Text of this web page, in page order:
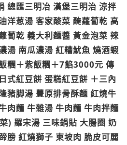
總匯三明冶 漢堡三明治 涼拌
洋葱湯 客家酸菜 醃蘿蔔乾 高
蔔乾 義大利麵醬 黃金泡菜 辣
湯 南瓜濃湯 紅糟魷魚 燒酒蝦
糰＋紫飯糰＋7餡3000元 傳
式紅豆餅 蛋糕紅豆餅 ＋三內
豬脚湯 豐原排骨酥麵 紅燒牛
肉麵 牛雜湯 牛肉麵 牛肉拌麵
) 羅宋湯 三味鍋貼 大腸圈 奶
膀 紅燒獅子 東坡肉 脆皮可麗